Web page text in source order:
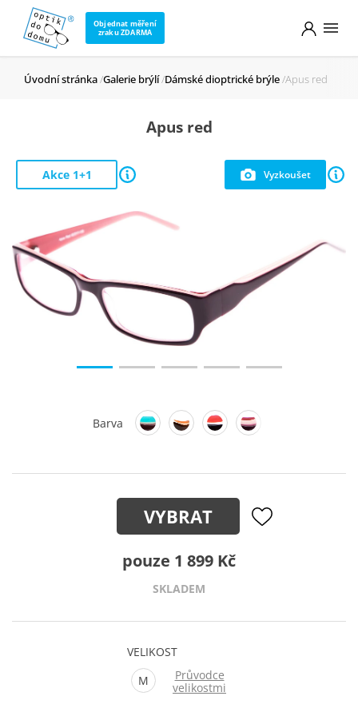
Objednat měření
zraku ZDARMA
Úvodní stránka Galerie brýlí Dámské dioptrické brýle Apus red
Apus red
Vyzkoušet
Akce 1+1
Barva
VYBRAT
pouze 1 899 Kč
SKLADEM
VELIKOST
M
Průvodce
velikostmi